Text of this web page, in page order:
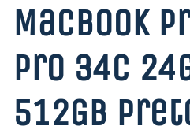
MacBook
Pro 34C
512GB